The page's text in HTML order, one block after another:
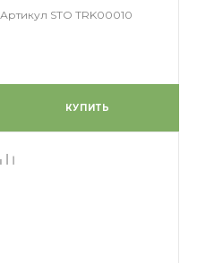
Артикул STO TRK00010
КУПИТЬ